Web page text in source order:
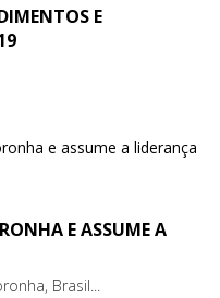
E
E ASSUME A
Brasil...